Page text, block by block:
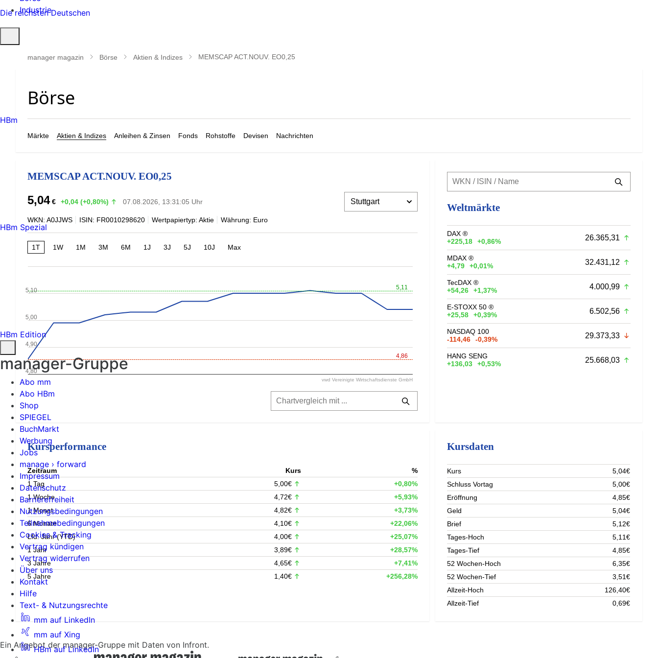
Industrie
öffnen
manager magazin Börse Aktien & Indizes MEMSCAP ACT.NOUV. EO0,25
Märkte Aktien & Indizes Anleihen & Zinsen Fonds Rohstoffe Devisen Nachrichten
MEMSCAP ACT.NOUV. EO0,25
5,04 € +0,04 (+0,80%) 07.08.2026, 13:31:05 Uhr
WKN: A0JJWS ISIN: FR0010298620 Wertpapiertyp: Aktie Währung: Euro
1T 1W 1M 3M 6M 1J 3J 5J 10J Max
5,11
4,86
4,80
4,90
5,00
5,10
vwd Vereinigte Wirtschaftsdienste GmbH
Weltmärkte
DAX ®
+225,18
+0,86% 26.365,31
MDAX ®
+4,79
+0,01% 32.431,12
TecDAX ®
+54,26
+1,37% 4.000,99
E-STOXX 50 ®
+25,58
+0,39% 6.502,56
NASDAQ 100
-114,46
-0,39% 29.373,33
HANG SENG
+136,03
+0,53% 25.668,03
Kursperformance
Zeitraum Kurs
%
1 Tag
5,00€
+0,80%
1 Woche
4,72€
+5,93%
1 Monat
4,82€
+3,73%
6 Monate
4,10€
+22,06%
Lfd. Jahr (YTD)
4,00€
+25,07%
1 Jahr
3,89€
+28,57%
3 Jahre
4,65€
+7,41%
5 Jahre
1,40€ +256,28%
Kursdaten
Kurs
5,04€
Schluss Vortag
5,00€
Eröffnung
4,85€
Geld
5,04€
Brief
5,12€
Tages-Hoch
5,11€
Tages-Tief
4,85€
52 Wochen-Hoch
6,35€
52 Wochen-Tief
3,51€
Allzeit-Hoch
126,40€
Allzeit-Tief
0,69€
Ein Angebot der manager-Gruppe mit Daten von Infront.
Die reichsten Deutschen
HBm
HBm Spezial
HBm Edition
manager-Gruppe
Abo mm
Abo HBm
Shop
SPIEGEL
BuchMarkt
Werbung
Jobs
manage › forward
Impressum
Datenschutz
Barrierefreiheit
Nutzungsbedingungen
Teilnahmebedingungen
Cookies & Tracking
Vertrag kündigen
Vertrag widerrufen
Über uns
Kontakt
Hilfe
Text- & Nutzungsrechte
mm auf LinkedIn
mm auf Xing
HBm auf LinkedIn